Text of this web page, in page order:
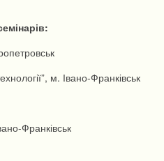
м. Івано-Франківськ
Франківськ